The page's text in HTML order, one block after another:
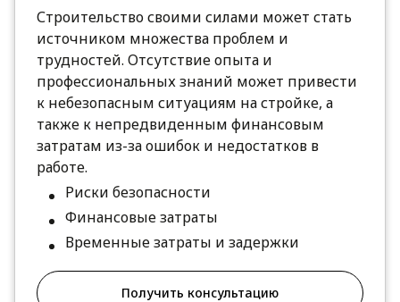
Строительство своими силами может стать
источником множества проблем и
трудностей. Отсутствие опыта и
профессиональных знаний может привести
к небезопасным ситуациям на стройке, а
также к непредвиденным финансовым
затратам из-за ошибок и недостатков в
работе.
Риски безопасности
Финансовые затраты
Временные затраты и задержки
Получить консультацию